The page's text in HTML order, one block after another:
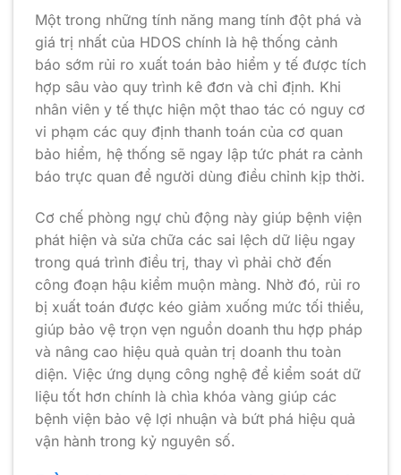
Một trong những tính năng mang tính đột phá và
giá trị nhất của HDOS chính là hệ thống cảnh
báo sớm rủi ro xuất toán bảo hiểm y tế được tích
hợp sâu vào quy trình kê đơn và chỉ định. Khi
nhân viên y tế thực hiện một thao tác có nguy cơ
vi phạm các quy định thanh toán của cơ quan
bảo hiểm, hệ thống sẽ ngay lập tức phát ra cảnh
báo trực quan để người dùng điều chỉnh kịp thời.
Cơ chế phòng ngự chủ động này giúp bệnh viện
phát hiện và sửa chữa các sai lệch dữ liệu ngay
trong quá trình điều trị, thay vì phải chờ đến
công đoạn hậu kiểm muộn màng. Nhờ đó, rủi ro
bị xuất toán được kéo giảm xuống mức tối thiểu,
giúp bảo vệ trọn vẹn nguồn doanh thu hợp pháp
và nâng cao hiệu quả quản trị doanh thu toàn
diện. Việc ứng dụng công nghệ để kiểm soát dữ
liệu tốt hơn chính là chìa khóa vàng giúp các
bệnh viện bảo vệ lợi nhuận và bứt phá hiệu quả
vận hành trong kỷ nguyên số.